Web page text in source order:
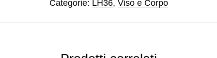
Categorie: LH36, Viso e Corpo